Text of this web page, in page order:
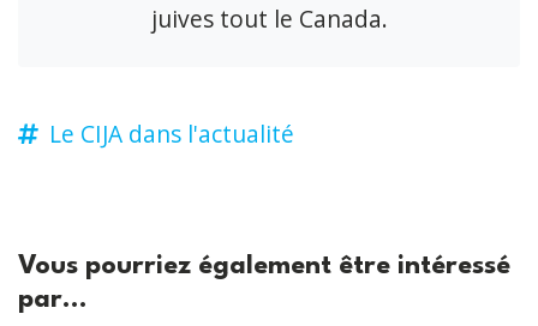
juives tout le Canada.
Le CIJA dans l'actualité
Vous pourriez également être intéressé
par...